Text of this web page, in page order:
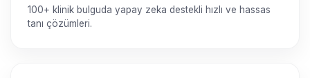
100+ klinik bulguda yapay zeka destekli hızlı ve hassas
tanı çözümleri.